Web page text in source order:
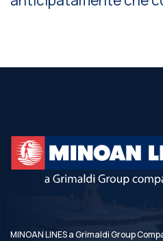
MINOAN LINES a Grimaldi Group